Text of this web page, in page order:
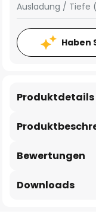
Ausladung / Tiefe
Haben
Produktdetails
Bewertungen
Downloads